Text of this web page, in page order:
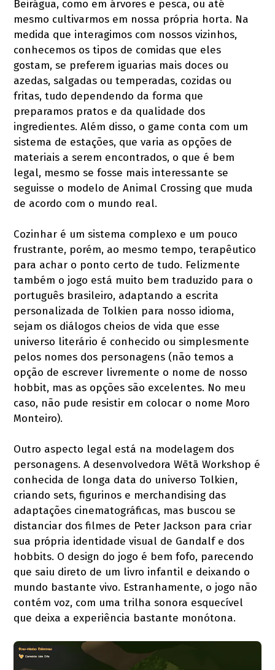
Beirágua, como em árvores e pesca, ou até
mesmo cultivarmos em nossa própria horta. Na
medida que interagimos com nossos vizinhos,
conhecemos os tipos de comidas que eles
gostam, se preferem iguarias mais doces ou
azedas, salgadas ou temperadas, cozidas ou
fritas, tudo dependendo da forma que
preparamos pratos e da qualidade dos
ingredientes. Além disso, o game conta com um
sistema de estações, que varia as opções de
materiais a serem encontrados, o que é bem
legal, mesmo se fosse mais interessante se
seguisse o modelo de Animal Crossing que muda
de acordo com o mundo real.
Cozinhar é um sistema complexo e um pouco
frustrante, porém, ao mesmo tempo, terapêutico
para achar o ponto certo de tudo. Felizmente
também o jogo está muito bem traduzido para o
português brasileiro, adaptando a escrita
personalizada de Tolkien para nosso idioma,
sejam os diálogos cheios de vida que esse
universo literário é conhecido ou simplesmente
pelos nomes dos personagens (não temos a
opção de escrever livremente o nome de nosso
hobbit, mas as opções são excelentes. No meu
caso, não pude resistir em colocar o nome Moro
Monteiro).
Outro aspecto legal está na modelagem dos
personagens. A desenvolvedora Wētā Workshop é
conhecida de longa data do universo Tolkien,
criando sets, figurinos e merchandising das
adaptações cinematográficas, mas buscou se
distanciar dos filmes de Peter Jackson para criar
sua própria identidade visual de Gandalf e dos
hobbits. O design do jogo é bem fofo, parecendo
que saiu direto de um livro infantil e deixando o
mundo bastante vivo. Estranhamente, o jogo não
contém voz, com uma trilha sonora esquecível
que deixa a experiência bastante monótona.